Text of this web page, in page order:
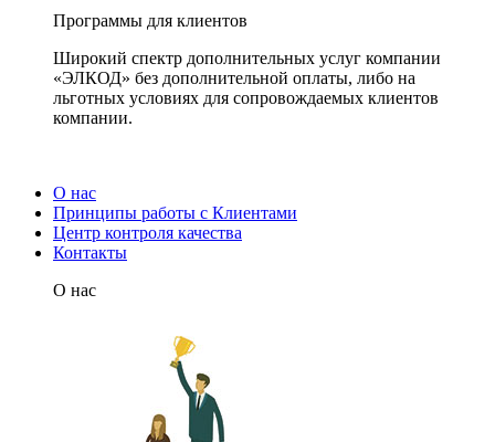
Программы для клиентов
Широкий спектр дополнительных услуг компании
«ЭЛКОД» без дополнительной оплаты, либо на
льготных условиях для сопровождаемых клиентов
компании.
О нас
Принципы работы с Клиентами
Центр контроля качества
Контакты
О нас